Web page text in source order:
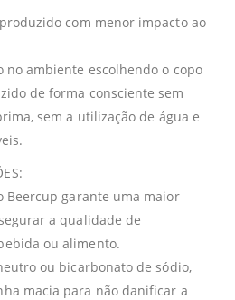
com menor impacto ao
no ambiente escolhendo o copo
de forma consciente sem
sem a utilização de água e
Beercup garante uma maior
a qualidade de
ou alimento.
ou bicarbonato de sódio,
macia para não danificar a